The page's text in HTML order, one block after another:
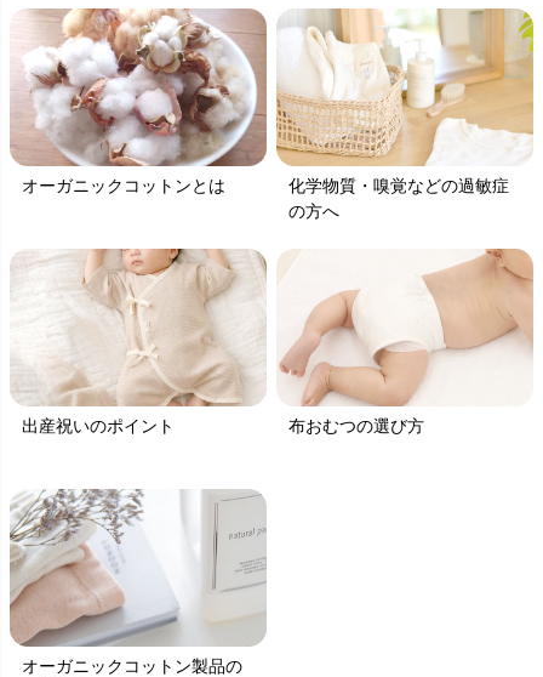
オーガニックコットンとは
化学物質・嗅覚などの過敏症
の方へ
出産祝いのポイント 布おむつの選び方
オーガニックコットン製品の